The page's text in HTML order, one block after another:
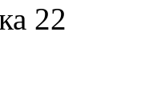
22